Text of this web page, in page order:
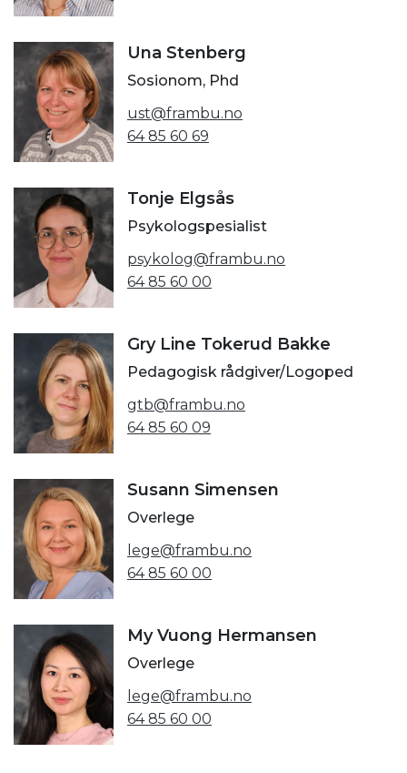
Una Stenberg
Sosionom, Phd
ust@frambu.no
64 85 60 69
Tonje Elgsås
Psykologspesialist
psykolog@frambu.no
64 85 60 00
Gry Line Tokerud Bakke
Pedagogisk rådgiver/Logoped
gtb@frambu.no
64 85 60 09
Susann Simensen
Overlege
lege@frambu.no
64 85 60 00
My Vuong Hermansen
Overlege
lege@frambu.no
64 85 60 00